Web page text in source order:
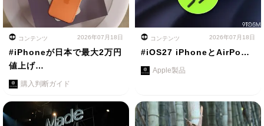
コンテンツ 2026年07月18日
#iPhoneが日本で最大2万円
値上げ…
購入判断ガイド
コンテンツ 2026年07月18日
#iOS27 iPhoneとAirPo…
Apple製品